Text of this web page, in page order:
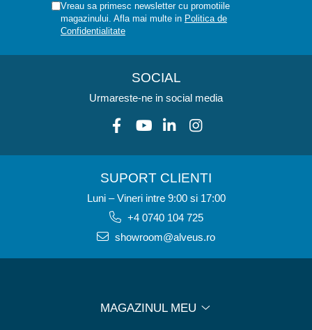
Vreau sa primesc newsletter cu promotiile
magazinului. Afla mai multe in Politica de
Confidentialitate
SOCIAL
Urmareste-ne in social media
SUPORT CLIENTI
Luni – Vineri intre 9:00 si 17:00
+4 0740 104 725
showroom@alveus.ro
MAGAZINUL MEU